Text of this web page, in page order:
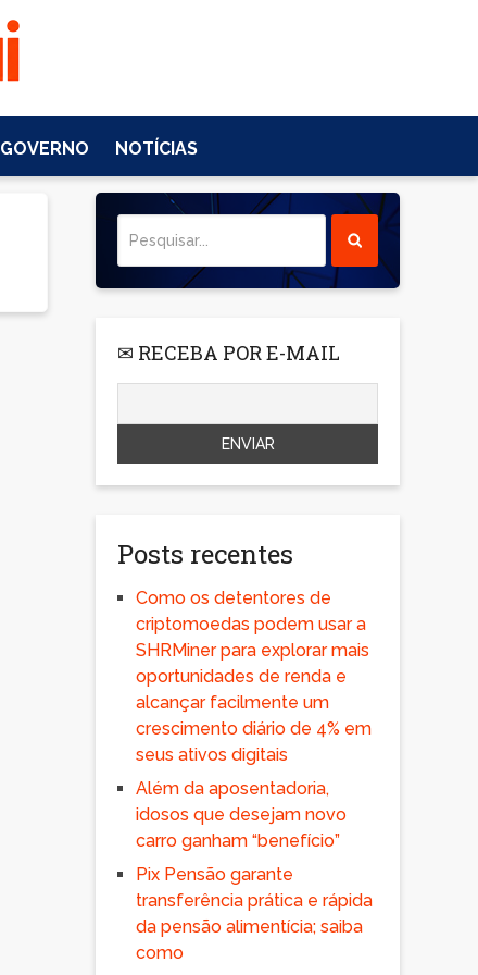
GOVERNO NOTÍCIAS
✉ RECEBA POR E-MAIL
Posts recentes
Como os detentores de
criptomoedas podem usar a
SHRMiner para explorar mais
oportunidades de renda e
alcançar facilmente um
crescimento diário de 4% em
seus ativos digitais
Além da aposentadoria,
idosos que desejam novo
carro ganham “benefício”
Pix Pensão garante
transferência prática e rápida
da pensão alimentícia; saiba
como